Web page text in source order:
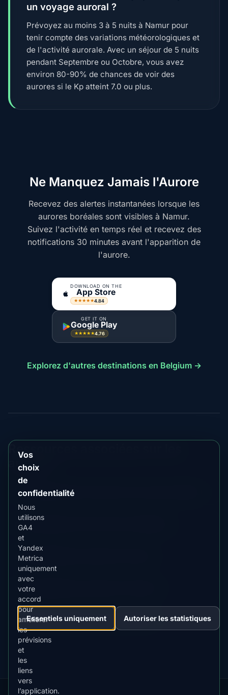
un voyage auroral ?
Prévoyez au moins 3 à 5 nuits à Namur pour
tenir compte des variations météorologiques et
de l'activité aurorale. Avec un séjour de 5 nuits
pendant Septembre ou Octobre, vous avez
environ 80-90% de chances de voir des
aurores si le Kp atteint 7.0 ou plus.
Ne Manquez Jamais l'Aurore
Recevez des alertes instantanées lorsque les
aurores boréales sont visibles à Namur.
Suivez l'activité en temps réel et recevez des
notifications 30 minutes avant l'apparition de
l'aurore.
DOWNLOAD ON THE
App Store
★★★★★4.84
GET IT ON
Google Play
★★★★★4.76
Explorez d'autres destinations en Belgium →
Ressources associées sur les
aurores
📊 Direct
Données
en
direct
Prévision d'aurore en cours pour Namur
📖 Guide
Contenu
guide
📖 Guide
Contenu
guide
📖 Guide
Contenu
guide
⭐ Premium
Destination
premium
Comparer avec Fairbanks
Vos
choix
de
confidentialité
Nous
utilisons
GA4
et
Yandex
Metrica
uniquement
avec
votre
accord
pour
améliorer
les
prévisions
et
les
liens
vers
l’application.
Essentiels uniquement Autoriser les statistiques